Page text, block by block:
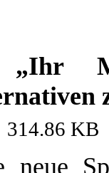
„Ihr
314.86 KB